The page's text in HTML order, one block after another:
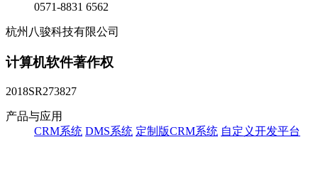
0571-8831 6562
杭州八骏科技有限公司
计算机软件著作权
2018SR273827
产品与应用
CRM系统 DMS系统 定制版CRM系统 自定义开发平台